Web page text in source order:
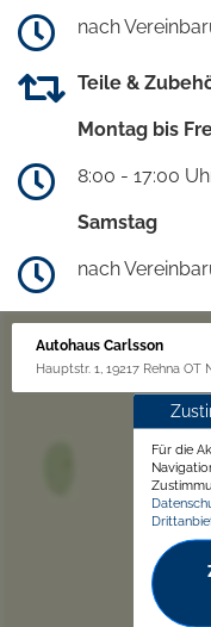
nach
Teile &
Montag bis
8:00 - 17:00
Samstag
nach
Autohaus Carlsson
Hauptstr. 1, 19217 Rehna OT
Für die